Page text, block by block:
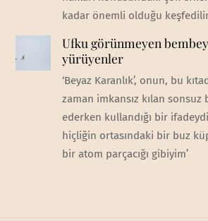
kadar önemli olduğu
Ufku görünmeyen
yürüyenler
‘Beyaz Karanlık’, onun, bu
zaman imkansız kılan sonsuz
ederken kullandığı bir
hiçliğin ortasındaki bir buz
bir atom parçacığı gibiyim’